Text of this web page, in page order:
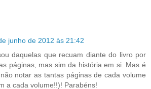
junho de 2012 às 21:42
daquelas que recuam diante do livro por
páginas, mas sim da história em si. Mas é
notar as tantas páginas de cada volume
a cada volume!!)! Parabéns!